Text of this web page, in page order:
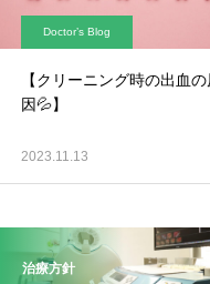
Doctor’s Blog
【クリーニング時の出血
因💦】
2023.11.13
治療方針